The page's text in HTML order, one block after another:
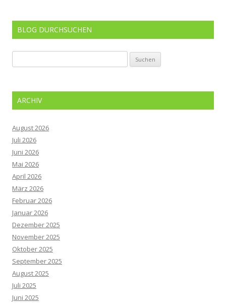
BLOG DURCHSUCHEN
nach:
ARCHIV
August 2026
Juli 2026
Juni 2026
Mai 2026
April 2026
März 2026
Februar 2026
Januar 2026
Dezember 2025
November 2025
Oktober 2025
September 2025
August 2025
Juli 2025
Juni 2025